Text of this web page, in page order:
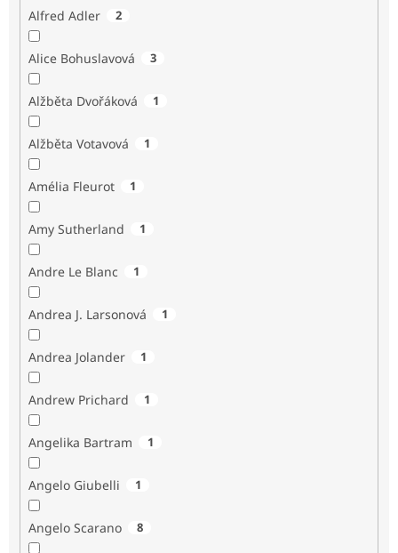
Alfred Adler 2
Alice Bohuslavová 3
Alžběta Dvořáková 1
Alžběta Votavová 1
Amélia Fleurot 1
Amy Sutherland 1
Andre Le Blanc 1
Andrea J. Larsonová 1
Andrea Jolander 1
Andrew Prichard 1
Angelika Bartram 1
Angelo Giubelli 1
Angelo Scarano 8